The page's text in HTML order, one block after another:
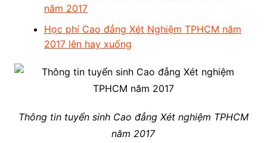
năm 2017
Học phí Cao đẳng Xét Nghiệm TPHCM năm
2017 lên hay xuống
Thông tin tuyển sinh Cao đẳng Xét nghiệm TPHCM
năm 2017